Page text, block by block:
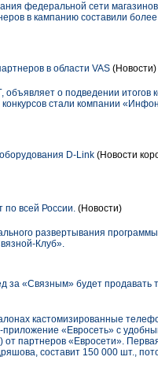
федеральной сети
в кампанию составили
в области VAS (Новости)
о подведении итогов
конкурсов стали компании
D-Link (Новости
по всей России. (Новости)
развертывания
Клуб».
за «Связным» будет
кастомизированные
«Евросеть» с
от партнеров «Евросети».
составит 150 000 шт.,